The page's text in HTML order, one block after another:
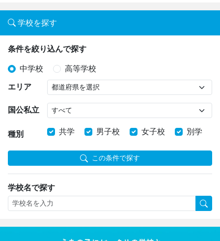
学校を探す
条件を絞り込んで探す
中学校 高等学校
エリア
国公私立
種別 共学 男子校 女子校 別学
この条件で探す
学校名で探す